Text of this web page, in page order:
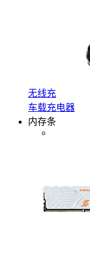
无线充
车载充电器
内存条